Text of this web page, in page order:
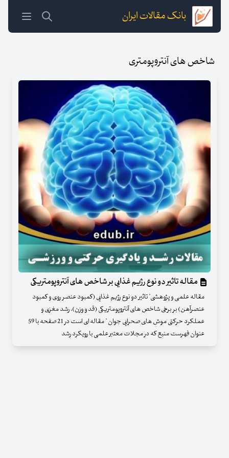
بانک مقالات ایران
شاخص های آنتروپومتری
مقاله تاثیر دو نوع رژیم غذایی بر شاخص های آنتروپومتریکی
مقاله علمی و پژوهشی" تاثیر دو نوع رژیم غذایی (کمبود عنصر روی و کمبود
عنصرآهن) بر برخی شاخص های آنتروپومتریکی (قد و وزن)، رشد مغزی و
عملکرد حرکتی موش های صحرایی جوان " مقاله ای است در 21 صفحه با 59
عنوان فهرست منبع که در مجلات معتبر علمی با رویکرد رشد